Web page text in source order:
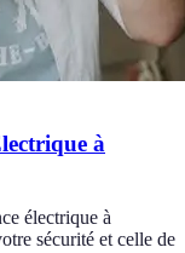
à
électrique à
sécurité et celle de